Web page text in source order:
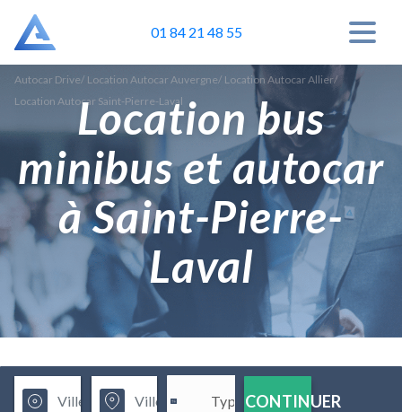
01 84 21 48 55
Autocar Drive/ Location Autocar Auvergne/ Location Autocar Allier/
Location Autocar Saint-Pierre-Laval
Location bus
minibus et autocar
à Saint-Pierre-
Laval
CONTINUER